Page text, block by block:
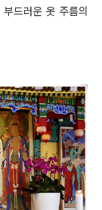
부드러운 옷 주름의